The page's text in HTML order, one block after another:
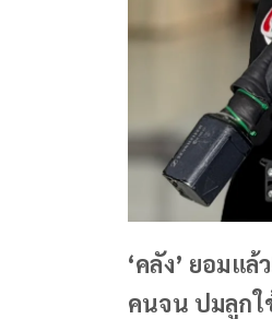
‘คลัง’ ยอมแ
คนจน ปมลูก